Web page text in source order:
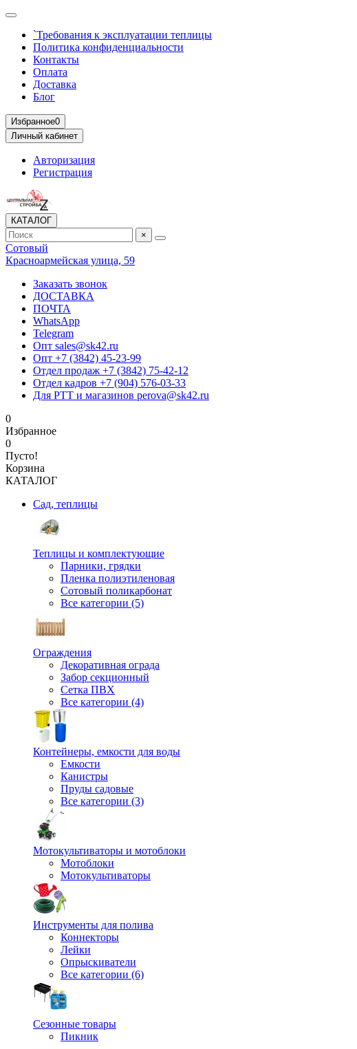
`Требования к эксплуатации теплицы
Политика конфиденциальности
Контакты
Оплата
Доставка
Блог
Избранное0
Личный кабинет
Авторизация
Регистрация
КАТАЛОГ
×
Сотовый
Красноармейская улица, 59
Заказать звонок
ДОСТАВКА
ПОЧТА
WhatsApp
Telegram
Опт sales@sk42.ru
Опт +7 (3842) 45-23-99
Отдел продаж +7 (3842) 75-42-12
Отдел кадров +7 (904) 576-03-33
Для РТТ и магазинов perova@sk42.ru
0
Избранное
0
Пусто!
Корзина
КАТАЛОГ
Сад, теплицы
Теплицы и комплектующие
Парники, грядки
Пленка полиэтиленовая
Сотовый поликарбонат
Все категории (5)
Ограждения
Декоративная ограда
Забор секционный
Сетка ПВХ
Все категории (4)
Контейнеры, емкости для воды
Емкости
Канистры
Пруды садовые
Все категории (3)
Мотокультиваторы и мотоблоки
Мотоблоки
Мотокультиваторы
Инструменты для полива
Коннекторы
Лейки
Опрыскиватели
Все категории (6)
Сезонные товары
Пикник